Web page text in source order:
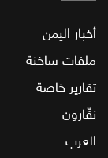
أخبار اليمن
ملفات ساخنة
تقارير خاصة
نقّارون
العرب